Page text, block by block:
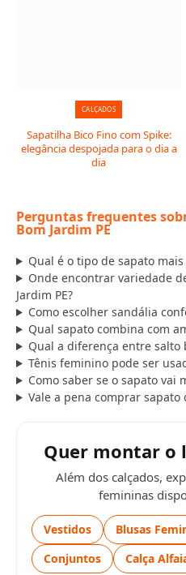
CALÇADOS
Sapatilha Bico Fino com Spike:
elegância despojada para o dia a
dia
Perguntas frequentes
Bom Jardim PE
Qual é o tipo de sapato mais
Onde encontrar variedade
Jardim PE?
Como escolher sandália
Qual sapato combina com
Qual a diferença entre salto
Tênis feminino pode ser
Como saber se o sapato vai
Vale a pena comprar sapato
Quer montar o
Além dos calçados,
femininas
Vestidos Blusas
Conjuntos
Calça